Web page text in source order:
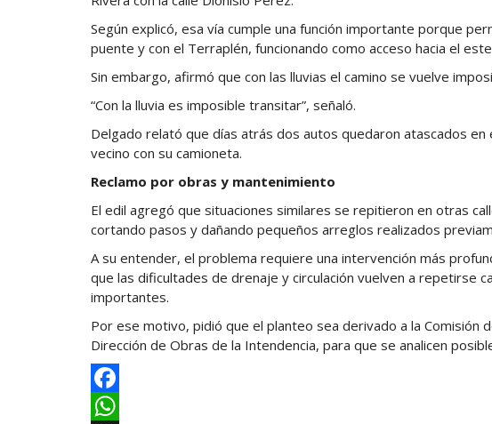
Según explicó, esa vía cumple una función importante porque
puente y con el Terraplén, funcionando como acceso hacia el
Sin embargo, afirmó que con las lluvias el camino se vuelve
“Con la lluvia es imposible transitar”, señaló.
Delgado relató que días atrás dos autos quedaron atascados
vecino con su camioneta.
Reclamo por obras y mantenimiento
El edil agregó que situaciones similares se repitieron en otras
cortando pasos y dañando pequeños arreglos realizados
A su entender, el problema requiere una intervención más
que las dificultades de drenaje y circulación vuelven a repetirse
importantes.
Por ese motivo, pidió que el planteo sea derivado a la Comisión
Dirección de Obras de la Intendencia, para que se analicen
Facebook